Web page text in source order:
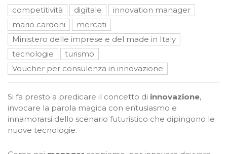
competitività digitale
innovation manager
mario cardoni
mercati
Ministero delle imprese e del made in Italy
tecnologie
turismo
Voucher per consulenza in innovazione
Si fa presto a predicare il concetto di innovazione,
invocare la parola magica con entusiasmo e
innamorarsi dello scenario futuristico che dipingono le
nuove tecnologie.